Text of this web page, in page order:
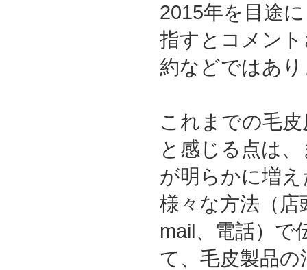
2015年を目途
指すとコメン
約などではあ
これまでの毛
と感じる点は
が明らかに増
様々な方法（
mail、電話）で
て、毛皮製品